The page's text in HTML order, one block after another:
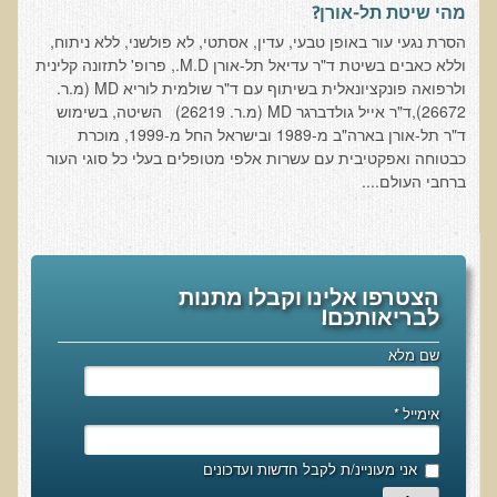
חקר יוחסין חוצה דורות MTTG
דיטוקסיפיקציה של הנפש EMDR
EMDR BSP MTTG
הארגון הישראלי לרפואת שיניים פונקציונאלית
תסמונת הנוירון הוקסי
מחקרים וספרות מדעית
רפואת שיניים ללא כספית ואמלגם
גולשים ממליצים
צור קשר
הסמכה
סדנאות מעמיקות להסמכה
טיהור רעלים
שאלות ותשובות מסדנת טיהור רעלים
מהי שיטת תל-אורן?
הסרת נגעי עור באופן טבעי, עדין, אסתטי, לא פולשני, ללא ניתוח,
וללא כאבים בשיטת ד"ר עדיאל תל-אורן M.D., פרופ' לתזונה קלינית
ולרפואה פונקציונאלית בשיתוף עם ד"ר שולמית לוריא MD (מ.ר.
26672),ד"ר אייל גולדברגר MD (מ.ר. 26219) השיטה, בשימוש
ד"ר תל-אורן בארה"ב מ-1989 ובישראל החל מ-1999, מוכרת
כבטוחה ואפקטיבית עם עשרות אלפי מטופלים בעלי כל סוגי העור
ברחבי העולם....
הצטרפו אלינו וקבלו מתנות
לבריאותכם!
שם מלא
אימייל*
אני מעוניינ/ת לקבל חדשות ועדכונים